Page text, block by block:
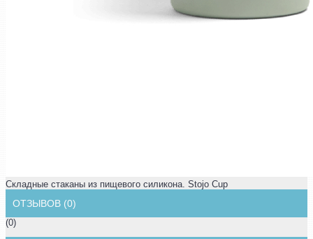
Складные стаканы из пищевого силикона. Stojo Cup
ОТЗЫВОВ (0)
(0)